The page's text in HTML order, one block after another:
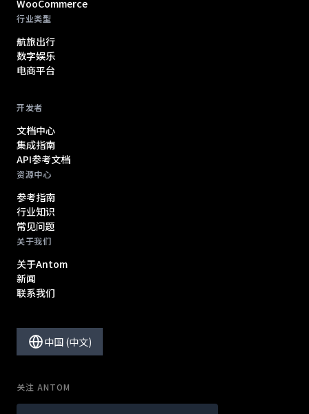
WooCommerce
行业类型
航旅出行
数字娱乐
电商平台
开发者
文档中心
集成指南
API参考文档
资源中心
参考指南
行业知识
常见问题
关于我们
关于Antom
新闻
联系我们
中国 (中文)
关注 ANTOM